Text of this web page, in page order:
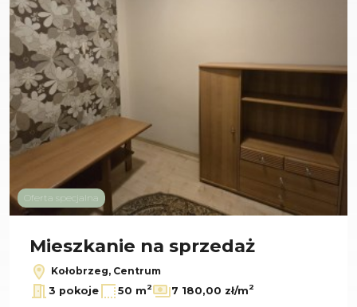
Oferta specjalna
Mieszkanie na sprzedaż
Kołobrzeg, Centrum
3 pokoje
50 m2 7 180,00 zł/m2